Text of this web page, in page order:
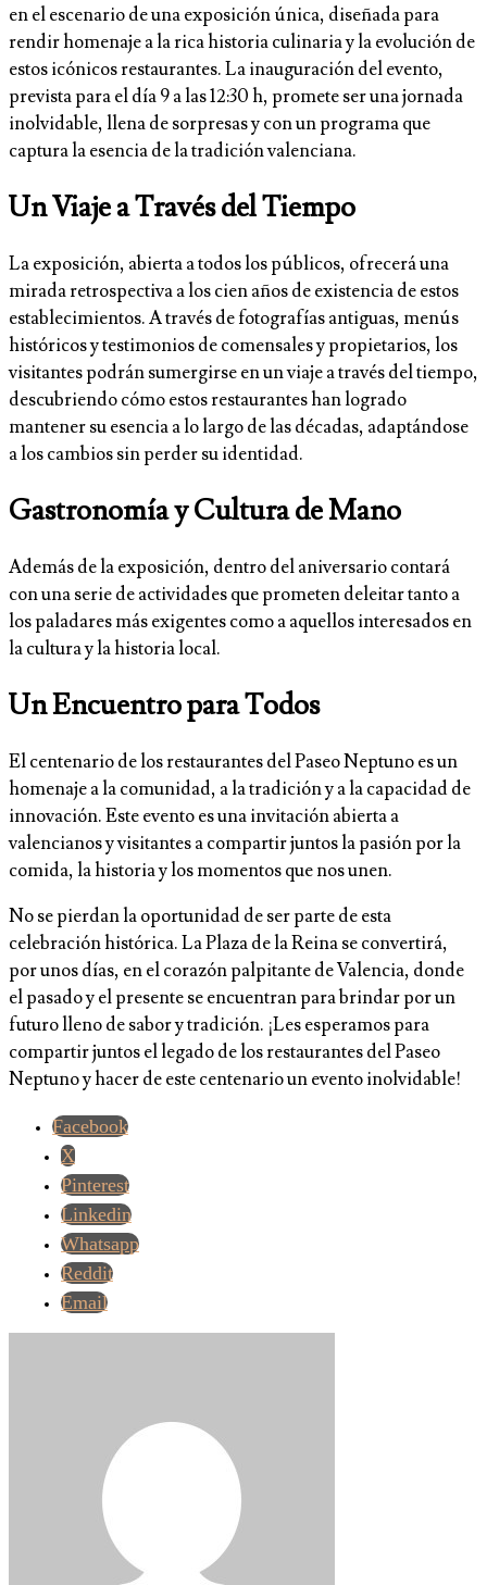
en el escenario de una exposición única, diseñada para
rendir homenaje a la rica historia culinaria y la evolución de
estos icónicos restaurantes. La inauguración del evento,
prevista para el día 9 a las 12:30 h, promete ser una jornada
inolvidable, llena de sorpresas y con un programa que
captura la esencia de la tradición valenciana.
Un Viaje a Través del Tiempo
La exposición, abierta a todos los públicos, ofrecerá una
mirada retrospectiva a los cien años de existencia de estos
establecimientos. A través de fotografías antiguas, menús
históricos y testimonios de comensales y propietarios, los
visitantes podrán sumergirse en un viaje a través del tiempo,
descubriendo cómo estos restaurantes han logrado
mantener su esencia a lo largo de las décadas, adaptándose
a los cambios sin perder su identidad.
Gastronomía y Cultura de Mano
Además de la exposición, dentro del aniversario contará
con una serie de actividades que prometen deleitar tanto a
los paladares más exigentes como a aquellos interesados en
la cultura y la historia local.
Un Encuentro para Todos
El centenario de los restaurantes del Paseo Neptuno es un
homenaje a la comunidad, a la tradición y a la capacidad de
innovación. Este evento es una invitación abierta a
valencianos y visitantes a compartir juntos la pasión por la
comida, la historia y los momentos que nos unen.
No se pierdan la oportunidad de ser parte de esta
celebración histórica. La Plaza de la Reina se convertirá,
por unos días, en el corazón palpitante de Valencia, donde
el pasado y el presente se encuentran para brindar por un
futuro lleno de sabor y tradición. ¡Les esperamos para
compartir juntos el legado de los restaurantes del Paseo
Neptuno y hacer de este centenario un evento inolvidable!
Facebook
X
Pinterest
Linkedin
Whatsapp
Reddit
Email